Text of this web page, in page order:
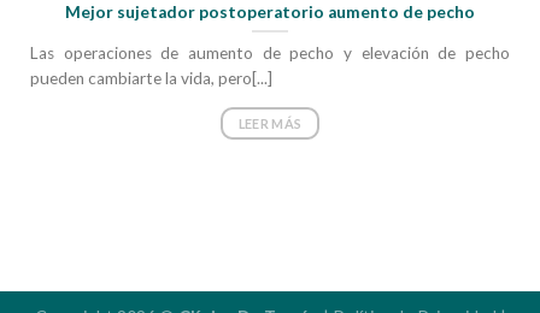
Mejor sujetador postoperatorio aumento de pecho
Las operaciones de aumento de pecho y elevación de pecho
pueden cambiarte la vida, pero[...]
LEER MÁS